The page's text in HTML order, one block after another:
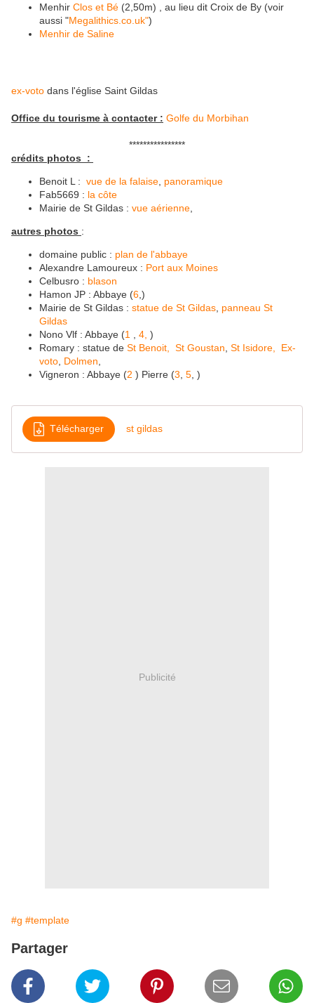
Menhir Clos et Bé (2,50m) , au lieu dit Croix de By (voir
aussi "Megalithics.co.uk")
Menhir de Saline
ex-voto dans l'église Saint Gildas
Office du tourisme à contacter : Golfe du Morbihan
****************
crédits photos :
Benoit L : vue de la falaise panoramique
Fab5669 : la côte
Mairie de St Gildas : vue aérienne
autres photos :
domaine public : plan de l'abbaye
Alexandre Lamoureux : Port aux Moines
Celbusro : blason
Hamon JP : Abbaye (6 ,)
Mairie de St Gildas : statue de St Gildas panneau St
Gildas
Nono Vlf : Abbaye (1 4, )
Romary : statue de St Benoit, St Goustan St Isidore,
Ex-
voto Dolmen
Vigneron : Abbaye (2 ) Pierre (3 5 , )
Télécharger st gildas
Publicité
#g #template
Partager